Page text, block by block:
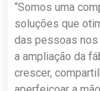
“Somos uma
soluções que
das pessoas
a ampliação da
crescer,